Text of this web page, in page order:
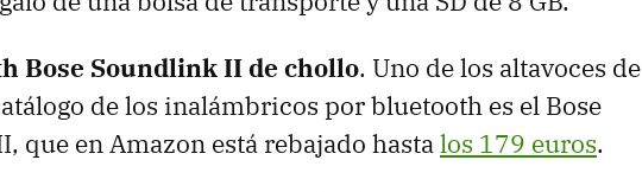
Bose Soundlink II de chollo. Uno de los altavoces de
de los inalámbricos por bluetooth es el Bose
que en Amazon está rebajado hastalos 179 euros.